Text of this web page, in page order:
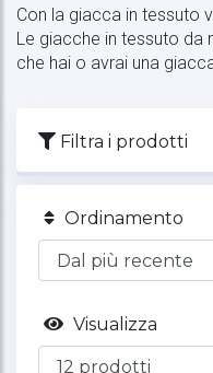
Con la giacca in tessuto
Le giacche in tessuto
che hai o avrai una
Filtra i prodotti
Ordinamento
Visualizza